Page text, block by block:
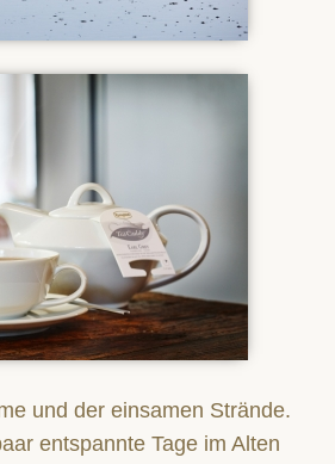
und der einsamen Strände.
entspannte Tage im Alten